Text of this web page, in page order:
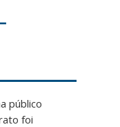
público
foi